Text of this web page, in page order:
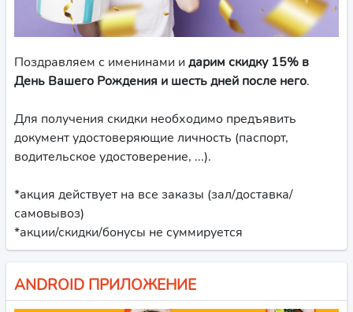
Поздравляем с именинами и дарим скидку 15% в
День Вашего Рождения и шесть дней после него.
Для получения скидки необходимо предъявить
документ удостоверяющие личность (паспорт,
водительское удостоверение, ...).
*акция действует на все заказы (зал/доставка/
самовывоз)
*акции/скидки/бонусы не суммируется
ANDROID ПРИЛОЖЕНИЕ